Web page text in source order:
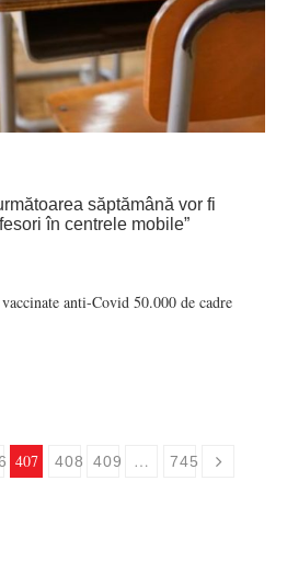
săptămână vor fi
în centrele mobile”
anti-Covid 50.000 de cadre
407 408 409 … 745